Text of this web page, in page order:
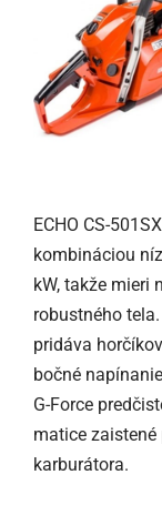
ECHO CS-
kombináciou
kW, takže mieri
robustného
pridáva
bočné
G-Force
matice
karburátora.